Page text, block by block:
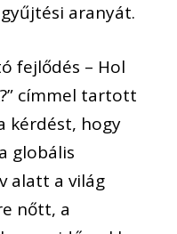
aranyát.
fejlődés – Hol
címmel tartott
kérdést, hogy
globális
alatt a világ
nőtt, a